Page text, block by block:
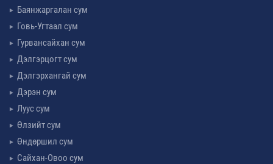
Баянжаргалан сум
Говь-Угтаал сум
Гурвансайхан сум
Дэлгэрцогт сум
Дэлгэрхангай сум
Дэрэн сум
Луус сум
Өлзийт сум
Өндөршил сум
Сайхан-Овоо сум